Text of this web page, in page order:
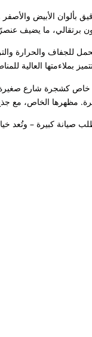
بألوان الأبيض
برتقالي، ما يضيف
للجفاف والحرارة
بملاءمتها العالية
خاص كشجرة شارع
مظهرها الخاص،
صيانة كبيرة – وتُعد